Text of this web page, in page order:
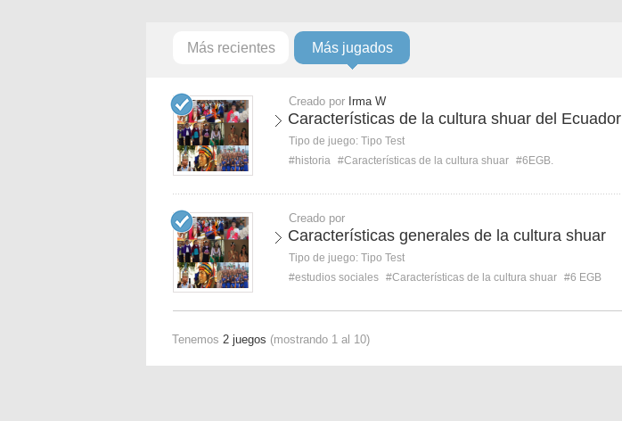
Más recientes Más jugados
Creado por Irma W
Características de la cultura shuar del Ecuador
Tipo de juego: Tipo Test
#historia #Características de la cultura shuar #6EGB.
Creado por
Características generales de la cultura shuar
Tipo de juego: Tipo Test
#estudios sociales #Características de la cultura shuar #6 EGB
Tenemos 2 juegos (mostrando 1 al 10)